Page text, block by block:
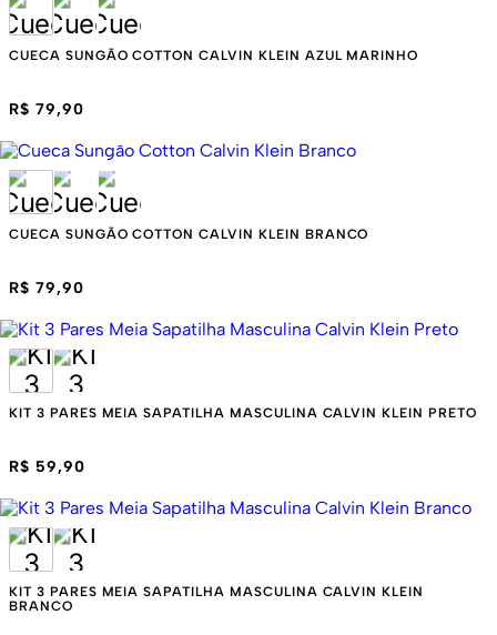
CUECA SUNGÃO COTTON CALVIN KLEIN AZUL MARINHO
R$ 79,90
CUECA SUNGÃO COTTON CALVIN KLEIN BRANCO
R$ 79,90
KIT 3 PARES MEIA SAPATILHA MASCULINA CALVIN KLEIN PRETO
R$ 59,90
KIT 3 PARES MEIA SAPATILHA MASCULINA CALVIN KLEIN
BRANCO